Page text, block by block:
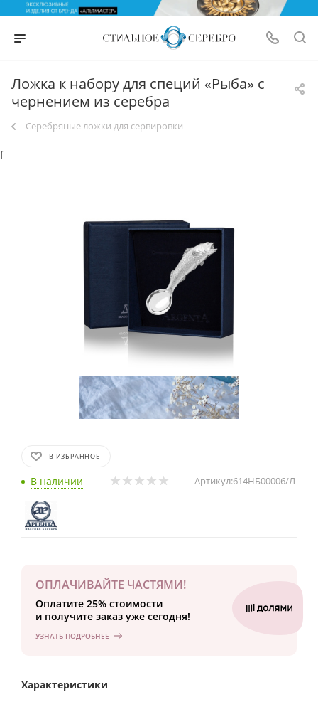
Ложка к набору для специй «Рыба» с
чернением из серебра
Серебряные ложки для сервировки
f
В ИЗБРАННОЕ
В наличии Артикул:614НБ00006/Л
ОПЛАЧИВАЙТЕ ЧАСТЯМИ!
Оплатите 25% стоимости
и получите заказ уже сегодня!
УЗНАТЬ ПОДРОБНЕЕ
Характеристики